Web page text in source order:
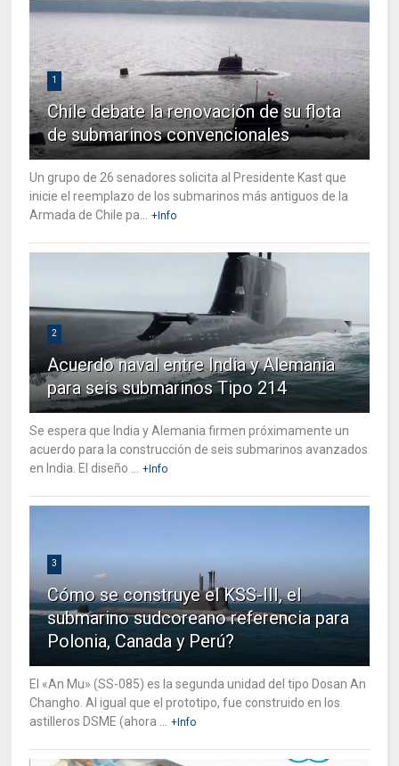
1
Chile debate la renovación de su flota
de submarinos convencionales
Un grupo de 26 senadores solicita al Presidente Kast que
inicie el reemplazo de los submarinos más antiguos de la
Armada de Chile pa...
+Info
2
Acuerdo naval entre India y Alemania
para seis submarinos Tipo 214
Se espera que India y Alemania firmen próximamente un
acuerdo para la construcción de seis submarinos avanzados
en India. El diseño ...
+Info
3
Cómo se construye el KSS-III, el
submarino sudcoreano referencia para
Polonia, Canada y Perú?
El «An Mu» (SS-085) es la segunda unidad del tipo Dosan An
Changho. Al igual que el prototipo, fue construido en los
astilleros DSME (ahora ...
+Info